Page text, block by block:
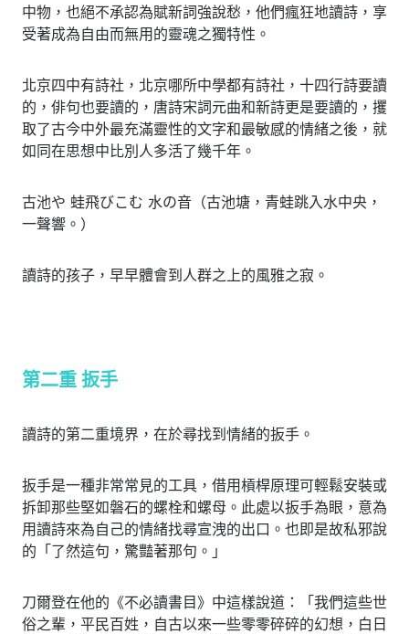
中物，也絕不承認為賦新詞強說愁，他們瘋狂地讀詩，享
受著成為自由而無用的靈魂之獨特性。
北京四中有詩社，北京哪所中學都有詩社，十四行詩要讀
的，俳句也要讀的，唐詩宋詞元曲和新詩更是要讀的，攫
取了古今中外最充滿靈性的文字和最敏感的情緒之後，就
如同在思想中比別人多活了幾千年。
古池や 蛙飛びこむ 水の音（古池塘，青蛙跳入水中央，
一聲響。）
讀詩的孩子，早早體會到人群之上的風雅之寂。
第二重 扳手
讀詩的第二重境界，在於尋找到情緒的扳手。
扳手是一種非常常見的工具，借用槓桿原理可輕鬆安裝或
拆卸那些堅如磐石的螺栓和螺母。此處以扳手為眼，意為
用讀詩來為自己的情緒找尋宣洩的出口。也即是故私邪說
的「了然這句，驚豔著那句。」
刀爾登在他的《不必讀書目》中這樣說道：「我們這些世
俗之輩，平民百姓，自古以來一些零零碎碎的幻想，白日